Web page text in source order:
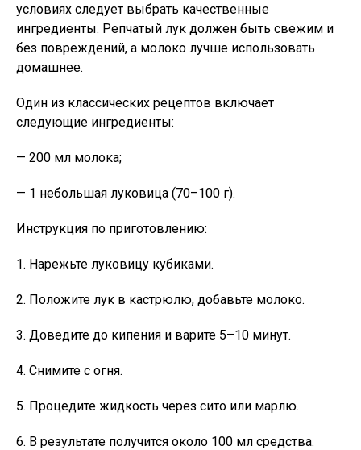
условиях следует выбрать качественные
ингредиенты. Репчатый лук должен быть свежим и
без повреждений, а молоко лучше использовать
домашнее.
Один из классических рецептов включает
следующие ингредиенты:
— 200 мл молока;
— 1 небольшая луковица (70–100 г).
Инструкция по приготовлению:
1. Нарежьте луковицу кубиками.
2. Положите лук в кастрюлю, добавьте молоко.
3. Доведите до кипения и варите 5–10 минут.
4. Снимите с огня.
5. Процедите жидкость через сито или марлю.
6. В результате получится около 100 мл средства.